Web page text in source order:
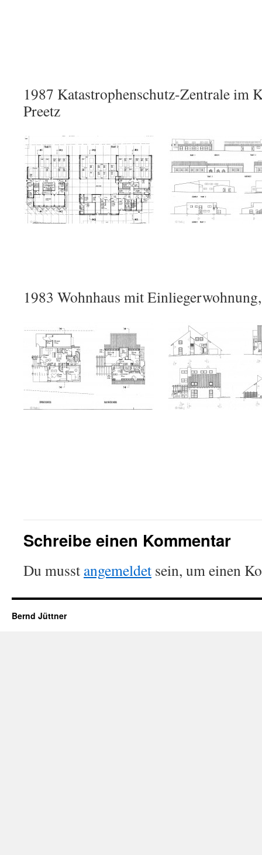
1987 Katastrophenschutz-Zentrale im
Preetz
1983 Wohnhaus mit
Schreibe einen Kommentar
Du musst angemeldet sein, um einen
Bernd Jüttner